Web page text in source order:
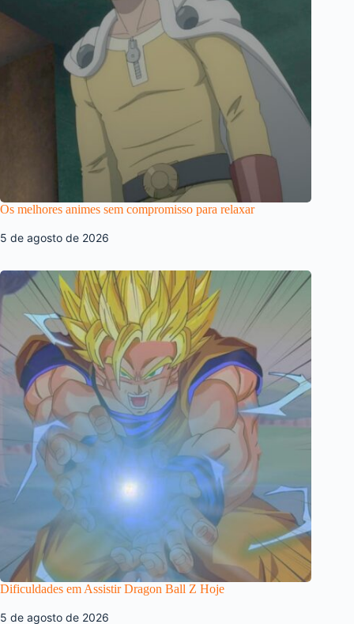
Os melhores animes sem compromisso para relaxar
5 de agosto de 2026
Dificuldades em Assistir Dragon Ball Z Hoje
5 de agosto de 2026